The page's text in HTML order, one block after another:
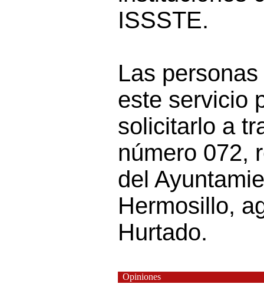
ISSSTE.
Las
este servicio
solicitarlo a
número 072,
del
Hermosillo,
Hurtado.
Opiniones